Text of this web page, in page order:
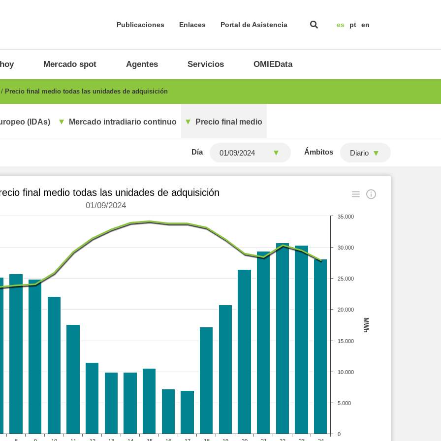
Publicaciones Enlaces Portal de Asistencia es pt en
Mercado spot Agentes Servicios OMIEData
Precio final medio todas las unidades de adquisición
(IDAs) Mercado intradiario continuo Precio final medio
Día Ámbitos Diario
MWh
final medio todas las unidades de adquisición
01/09/2024
0
5.000
10.000
15.000
20.000
25.000
30.000
35.000